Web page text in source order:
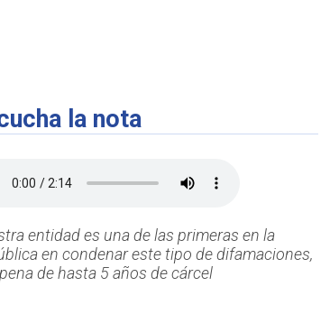
la nota
entidad es una de las primeras en la
en condenar este tipo de difamaciones,
de hasta 5 años de cárcel